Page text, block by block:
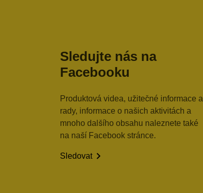
Sledujte nás na
Facebooku
Produktová videa, užitečné informace a
rady, informace o našich aktivitách a
mnoho dalšího obsahu naleznete také
na naší Facebook stránce.
Sledovat